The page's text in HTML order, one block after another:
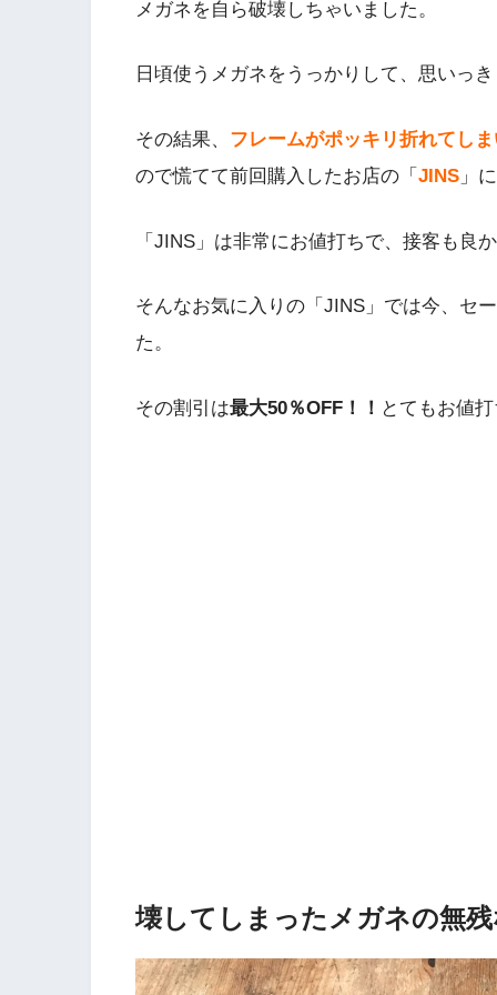
メガネを自ら破壊しちゃいました。
日頃使うメガネをうっかりして、思いっ
その結果、 フレームがポッキリ折れてし
ので慌てて前回購入したお店の「 JINS 」
「JINS」は非常にお値打ちで、接客も良
そんなお気に入りの「JINS」では今、セ
た。
その割引は最大50％OFF！！ とてもお値
壊してしまったメガネの無